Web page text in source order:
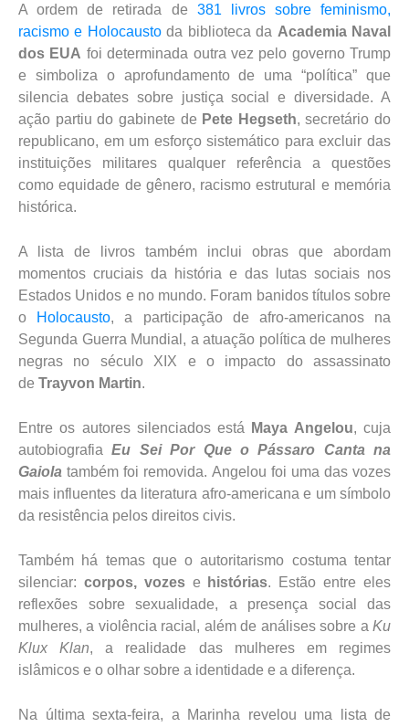
A ordem de retirada de 381 livros sobre feminismo,
racismo e Holocaustoda biblioteca da Academia Naval
dos EUA foi determinada outra vez pelo governo Trump
e simboliza o aprofundamento de uma “política” que
silencia debates sobre justiça social e diversidade. A
ação partiu do gabinete de Pete Hegseth, secretário do
republicano, em um esforço sistemático para excluir das
instituições militares qualquer referência a questões
como equidade de gênero, racismo estrutural e memória
histórica.
A lista de livros também inclui obras que abordam
momentos cruciais da história e das lutas sociais nos
Estados Unidos e no mundo. Foram banidos títulos sobre
o
Holocausto, a participação de afro-americanos na
Segunda Guerra Mundial, a atuação política de mulheres
negras no século XIX e o impacto do assassinato
de Trayvon Martin.
Entre os autores silenciados está Maya Angelou, cuja
autobiografiaEu Sei Por Que o Pássaro Canta na
Gaiola também foi removida. Angelou foi uma das vozes
mais influentes da literatura afro-americana e um símbolo
da resistência pelos direitos civis.
Também há temas que o autoritarismo costuma tentar
silenciar: corpos, vozes e histórias. Estão entre eles
reflexões sobre sexualidade, a presença social das
mulheres, a violência racial, além de análises sobre a Ku
Klux Klan, a realidade das mulheres em regimes
islâmicos e o olhar sobre a identidade e a diferença.
Na última sexta-feira, a Marinha revelou uma lista de